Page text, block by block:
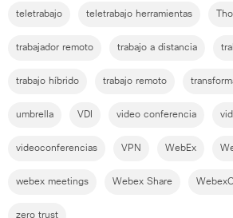
teletrabajo teletrabajo herramientas
trabajador remoto trabajo a distancia
trabajo híbrido trabajo remoto
umbrella VDI video conferencia
videoconferencias VPN WebEx
webex meetings Webex Share
zero trust